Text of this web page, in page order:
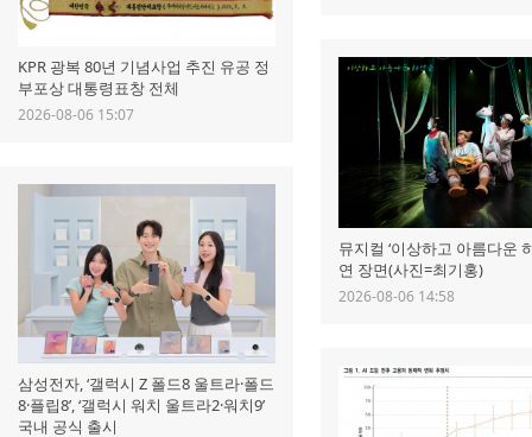
KPR 광복 80년 기념사업 추진 유공 정
부포상 대통령표창 전체
2026-08-06 15:07
뮤지컬 ‘이상하고 아름다운
연 장면(사진=최기홍)
2026-08-06 14:58
삼성전자, ‘갤럭시 Z 폴드8 울트라·폴드
8·플립8’, ‘갤럭시 워치 울트라2·워치9’
국내 공식 출시